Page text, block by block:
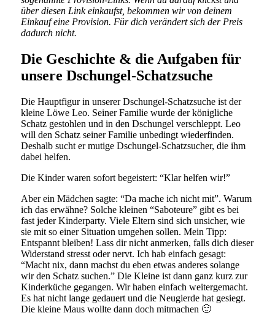
über diesen Link einkaufst, bekommen wir von deinem
Einkauf eine Provision. Für dich verändert sich der Preis
dadurch nicht.
Die Geschichte & die Aufgaben für
unsere Dschungel-Schatzsuche
Die Hauptfigur in unserer Dschungel-Schatzsuche ist der
kleine Löwe Leo. Seiner Familie wurde der königliche
Schatz gestohlen und in den Dschungel verschleppt. Leo
will den Schatz seiner Familie unbedingt wiederfinden.
Deshalb sucht er mutige Dschungel-Schatzsucher, die ihm
dabei helfen.
Die Kinder waren sofort begeistert: “Klar helfen wir!”
Aber ein Mädchen sagte: “Da mache ich nicht mit”. Warum
ich das erwähne? Solche kleinen “Saboteure” gibt es bei
fast jeder Kinderparty. Viele Eltern sind sich unsicher, wie
sie mit so einer Situation umgehen sollen. Mein Tipp:
Entspannt bleiben! Lass dir nicht anmerken, falls dich dieser
Widerstand stresst oder nervt. Ich hab einfach gesagt:
“Macht nix, dann machst du eben etwas anderes solange
wir den Schatz suchen.” Die Kleine ist dann ganz kurz zur
Kinderküche gegangen. Wir haben einfach weitergemacht.
Es hat nicht lange gedauert und die Neugierde hat gesiegt.
Die kleine Maus wollte dann doch mitmachen 🙂